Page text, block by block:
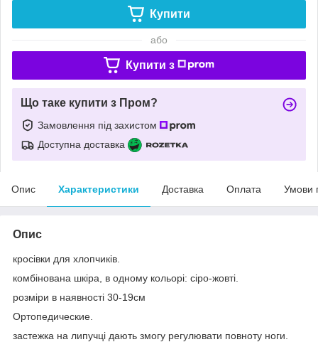
Купити
або
Купити з
Що таке купити з Пром?
Замовлення під захистом
Доступна доставка
Опис Характеристики Доставка Оплата Умови
Опис
кросівки для хлопчиків.
комбінована шкіра, в одному кольорі: сіро-жовті.
розміри в наявності 30-19см
Ортопедические.
застежка на липучці дають змогу регулювати повноту ноги.